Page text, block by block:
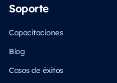
Soporte
Capacitaciones
Blog
Casos de éxitos